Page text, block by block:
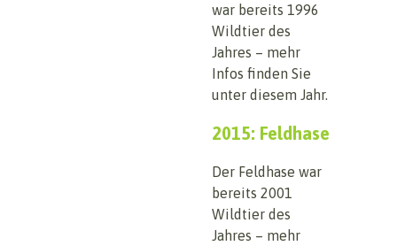
war bereits 1996
Wildtier des
Jahres – mehr
Infos finden Sie
unter diesem Jahr.
2015: Feldhase
Der Feldhase war
bereits 2001
Wildtier des
Jahres – mehr